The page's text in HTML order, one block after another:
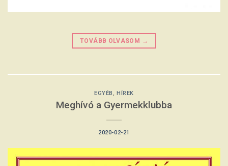
TOVÁBB OLVASOM →
EGYÉB, HÍREK
Meghívó a Gyermekklubba
2020-02-21